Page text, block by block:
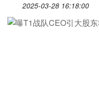
2025-03-28 16:18:00